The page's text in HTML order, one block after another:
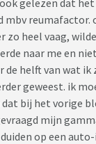
gelezen dat
mbv reumafactor.
zo heel vaag,
naar me en
helft van wat ik
geweest. ik
bij het vorige
mijn
op een